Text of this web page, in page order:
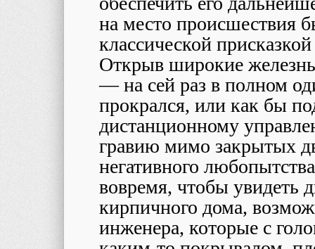
на место происшествия
классической
Открыв широкие
— на сей раз в полном
прокрался, или как бы
дистанционному
гравию мимо закрытых
негативного
вовремя, чтобы увидеть
кирпичного дома,
инженера, которые с